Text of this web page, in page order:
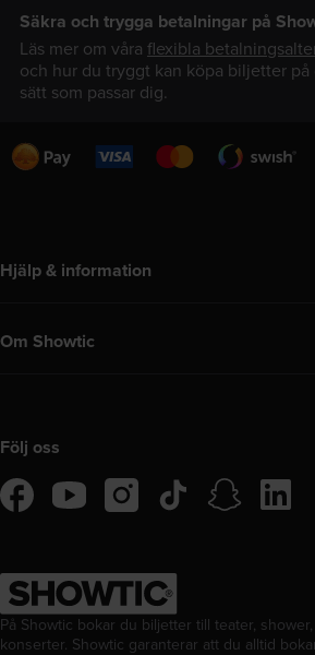
Säkra och trygga betalningar på
Läs mer om våra flexibla
och hur du tryggt kan köpa biljetter på
sätt som passar dig.
Swedbank
Pay
Visa MastercardSwish
Hjälp & information
Om Showtic
Följ oss
facebookyoutubeinstagramtiktok snapchatlinkedIn
På Showtic bokar du biljetter till teater,
konserter. Showtic garanterar att du alltid